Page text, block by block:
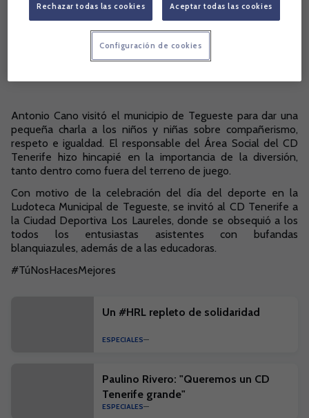
Antonio Cano visitó el municipio de Tegueste para dar una
pequeña charla a los niños y niñas sobre compañerismo,
respeto e igualdad. El responsable del Área Social del CD
Tenerife hizo hincapié en la importancia de la diversión,
tanto dentro como fuera del terreno de juego.
Con motivo de la celebración del día del deporte en la
Ludoteca Municipal de Tegueste, se invitó al CD Tenerife a
la Ciudad Deportiva Los Laureles, donde se obsequió a los
todos los entusiastas asistentes con bufandas
blanquiazules, además de a las educadoras.
#TúNosHacesMejores
Un #HRL repleto de solidaridad
ESPECIALES
Paulino Rivero: "Queremos un CD
Tenerife grande"
ESPECIALES
Rechazar todas las cookies Aceptar todas las cookies
Configuración de cookies